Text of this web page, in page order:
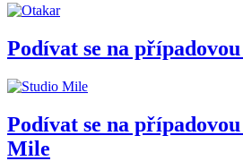
Podívat se na
Podívat se na
Mile